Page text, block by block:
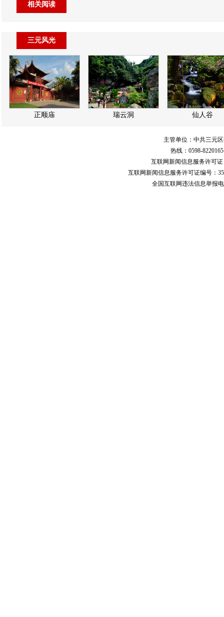
相关阅读
三元风光
正顺庙 瑞云洞 仙人谷
主管单位：中共三元
热线：0598-
互联网新闻信息服务许可证
互联网新闻信息服务许可证编号：
全国互联网违法信息举报